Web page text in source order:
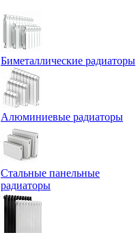
Биметаллические радиаторы
Алюминиевые радиаторы
Стальные панельные
радиаторы